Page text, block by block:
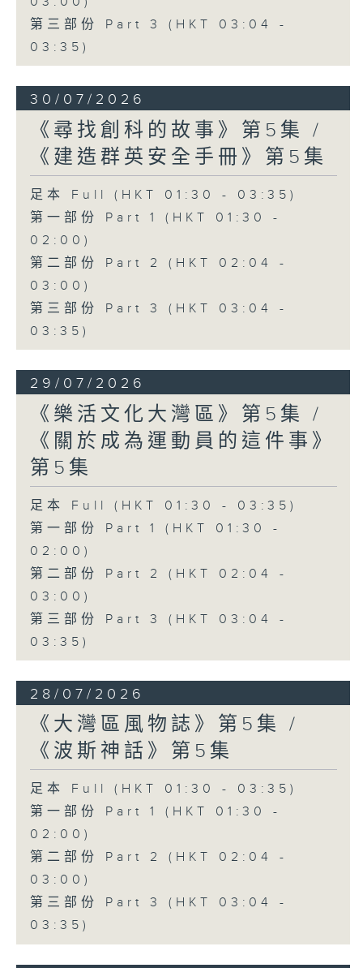
第三部份 Part 3 (HKT 03:04 -
03:35)
30/07/2026
《尋找創科的故事》第5集 /
《建造群英安全手冊》第5集
足本 Full (HKT 01:30 - 03:35)
第一部份 Part 1 (HKT 01:30 -
02:00)
第二部份 Part 2 (HKT 02:04 -
03:00)
第三部份 Part 3 (HKT 03:04 -
03:35)
29/07/2026
《樂活文化大灣區》第5集 /
《關於成為運動員的這件事》
第5集
足本 Full (HKT 01:30 - 03:35)
第一部份 Part 1 (HKT 01:30 -
02:00)
第二部份 Part 2 (HKT 02:04 -
03:00)
第三部份 Part 3 (HKT 03:04 -
03:35)
28/07/2026
《大灣區風物誌》第5集 /
《波斯神話》第5集
足本 Full (HKT 01:30 - 03:35)
第一部份 Part 1 (HKT 01:30 -
02:00)
第二部份 Part 2 (HKT 02:04 -
03:00)
第三部份 Part 3 (HKT 03:04 -
03:35)